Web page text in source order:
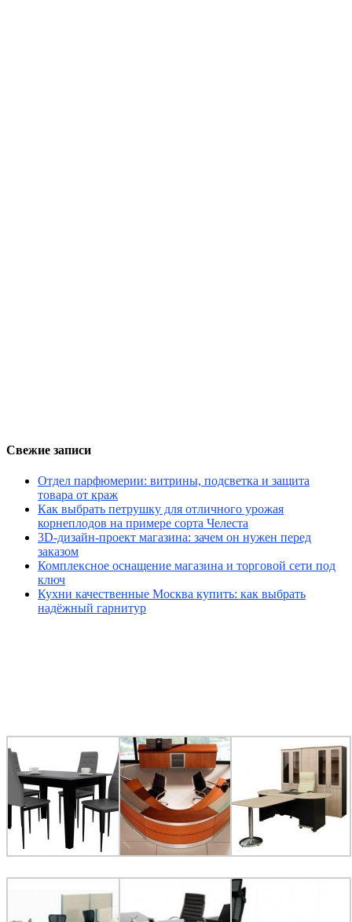
Свежие записи
Отдел парфюмерии: витрины, подсветка и защита
товара от краж
Как выбрать петрушку для отличного урожая
корнеплодов на примере сорта Челеста
3D-дизайн-проект магазина: зачем он нужен перед
заказом
Комплексное оснащение магазина и торговой сети под
ключ
Кухни качественные Москва купить: как выбрать
надёжный гарнитур